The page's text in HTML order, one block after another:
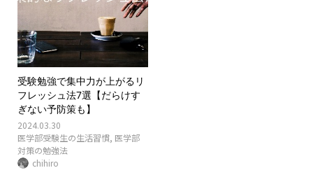
受験勉強で集中力が上がるリ
フレッシュ法7選【だらけす
ぎない予防策も】
2024.03.30
医学部受験生の生活習慣, 医学部
対策の勉強法
chihiro